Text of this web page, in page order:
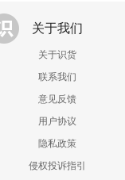
关于我们
关于识货
联系我们
意见反馈
用户协议
隐私政策
侵权投诉指引